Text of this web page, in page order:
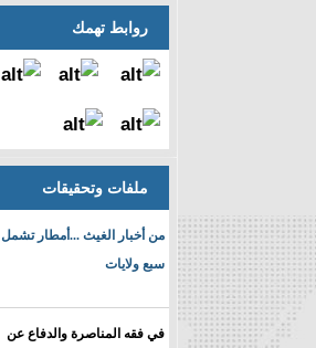
روابط تهمك
ملفات وتحقيقات
من أخبار الغيث ...أمطار تشمل
سبع ولايات
في فقه المناصرة والدفاع عن